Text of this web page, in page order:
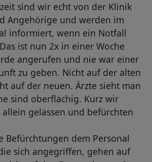
sind wir echt von der Klinik
Angehörige und werden im
informiert, wenn ein Notfall
ist nun 2x in einer Woche
angerufen und nie war einer
zu geben. Nicht auf der alten
auf der neuen. Ärzte sieht man
sind oberflächig. Kurz wir
gelassen und befürchten
Befürchtungen dem Personal
sich angegriffen, gehen auf